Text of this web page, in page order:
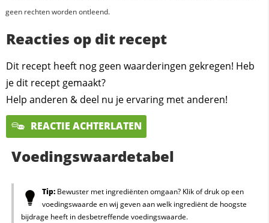
geen rechten worden ontleend.
Reacties op dit recept
Dit recept heeft nog geen waarderingen gekregen! Heb
je dit recept gemaakt?
Help anderen & deel nu je ervaring met anderen!
REACTIE ACHTERLATEN
Voedingswaardetabel
Tip:Bewuster met ingrediënten omgaan? Klik of druk op een
voedingswaarde en wij geven aan welk ingrediënt de hoogste
bijdrage heeft in desbetreffende voedingswaarde.